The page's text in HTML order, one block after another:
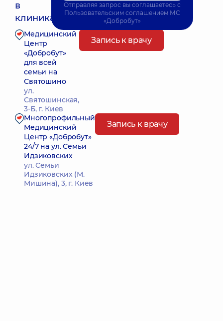
в
клиниках:
Ближайшее время приема: Завтра о 09:30
Медицинский
Центр
«Добробут»
для всей
семьи на
Святошино
ул.
Святошинская,
3-Б, г. Киев
Запись к врачу
Многопрофильный
Медицинский
Центр «Добробут»
24/7 на ул. Семьи
Идзиковских
ул. Семьи
Идзиковских (М.
Мишина), 3, г. Киев
Запись к врачу
Отправляя запрос вы соглашаетесь с
Пользовательским соглашением МС
«Добробут»